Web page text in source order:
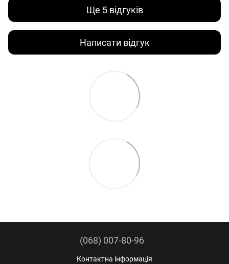
Ще 5 відгуків
Написати відгук
(068) 007-80-96
Контактна інформація